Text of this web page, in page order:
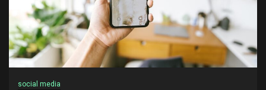
social media